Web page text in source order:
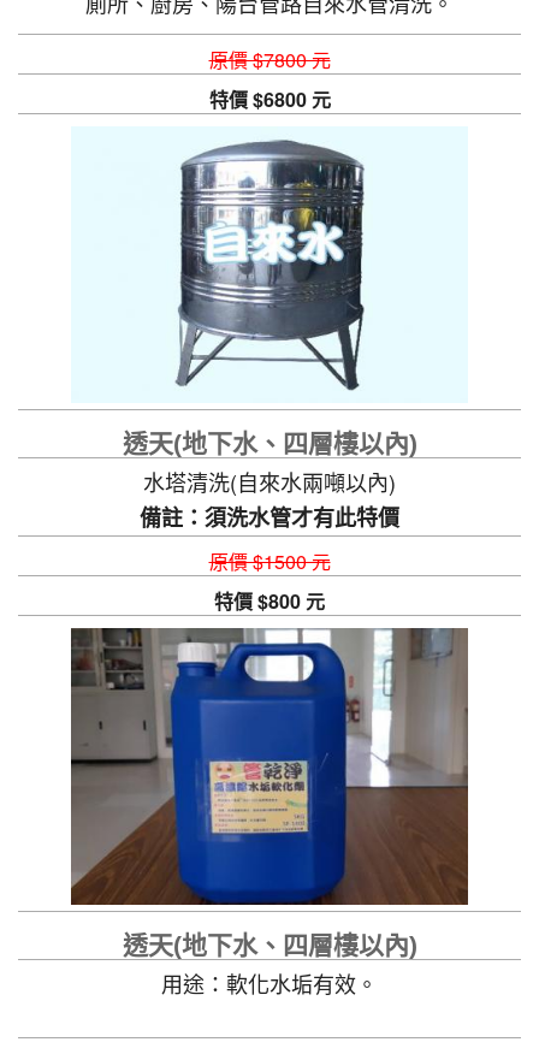
原價 $7800 元
特價 $6800 元
透天(地下水、四層樓以內)
水塔清洗(自來水兩噸以內)
備註：須洗水管才有此特價
原價 $1500 元
特價 $800 元
透天(地下水、四層樓以內)
用途：軟化水垢有效。